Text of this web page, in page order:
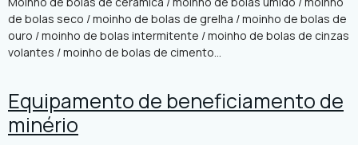
de bolas seco / moinho de bolas de grelha / moinho de bolas de
ouro / moinho de bolas intermitente / moinho de bolas de cinzas
volantes / moinho de bolas de cimento...
Equipamento de beneficiamento de
minério